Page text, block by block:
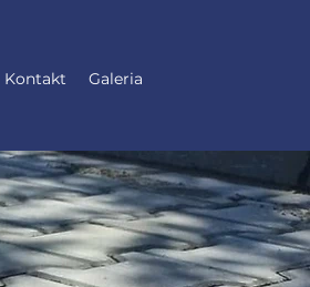
Kontakt Galeria